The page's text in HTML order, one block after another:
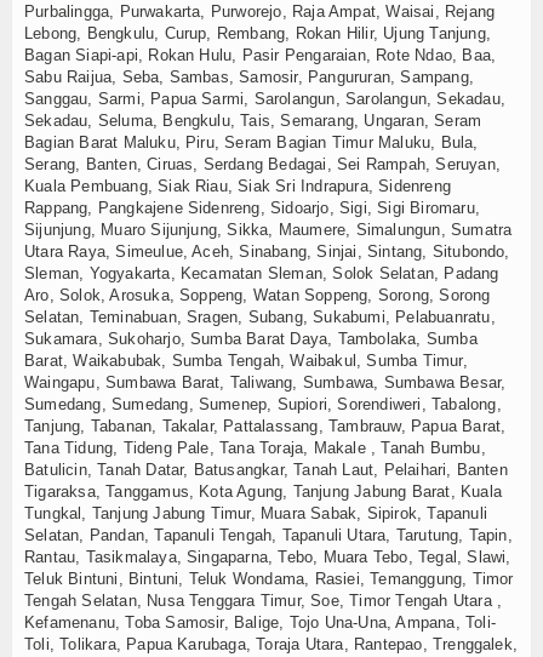
Purbalingga, Purwakarta, Purworejo, Raja Ampat, Waisai, Rejang
Lebong, Bengkulu, Curup, Rembang, Rokan Hilir, Ujung Tanjung,
Bagan Siapi-api, Rokan Hulu, Pasir Pengaraian, Rote Ndao, Baa,
Sabu Raijua, Seba, Sambas, Samosir, Pangururan, Sampang,
Sanggau, Sarmi, Papua Sarmi, Sarolangun, Sarolangun, Sekadau,
Sekadau, Seluma, Bengkulu, Tais, Semarang, Ungaran, Seram
Bagian Barat Maluku, Piru, Seram Bagian Timur Maluku, Bula,
Serang, Banten, Ciruas, Serdang Bedagai, Sei Rampah, Seruyan,
Kuala Pembuang, Siak Riau, Siak Sri Indrapura, Sidenreng
Rappang, Pangkajene Sidenreng, Sidoarjo, Sigi, Sigi Biromaru,
Sijunjung, Muaro Sijunjung, Sikka, Maumere, Simalungun, Sumatra
Utara Raya, Simeulue, Aceh, Sinabang, Sinjai, Sintang, Situbondo,
Sleman, Yogyakarta, Kecamatan Sleman, Solok Selatan, Padang
Aro, Solok, Arosuka, Soppeng, Watan Soppeng, Sorong, Sorong
Selatan, Teminabuan, Sragen, Subang, Sukabumi, Pelabuanratu,
Sukamara, Sukoharjo, Sumba Barat Daya, Tambolaka, Sumba
Barat, Waikabubak, Sumba Tengah, Waibakul, Sumba Timur,
Waingapu, Sumbawa Barat, Taliwang, Sumbawa, Sumbawa Besar,
Sumedang, Sumedang, Sumenep, Supiori, Sorendiweri, Tabalong,
Tanjung, Tabanan, Takalar, Pattalassang, Tambrauw, Papua Barat,
Tana Tidung, Tideng Pale, Tana Toraja, Makale , Tanah Bumbu,
Batulicin, Tanah Datar, Batusangkar, Tanah Laut, Pelaihari, Banten
Tigaraksa, Tanggamus, Kota Agung, Tanjung Jabung Barat, Kuala
Tungkal, Tanjung Jabung Timur, Muara Sabak, Sipirok, Tapanuli
Selatan, Pandan, Tapanuli Tengah, Tapanuli Utara, Tarutung, Tapin,
Rantau, Tasikmalaya, Singaparna, Tebo, Muara Tebo, Tegal, Slawi,
Teluk Bintuni, Bintuni, Teluk Wondama, Rasiei, Temanggung, Timor
Tengah Selatan, Nusa Tenggara Timur, Soe, Timor Tengah Utara ,
Kefamenanu, Toba Samosir, Balige, Tojo Una-Una, Ampana, Toli-
Toli, Tolikara, Papua Karubaga, Toraja Utara, Rantepao, Trenggalek,